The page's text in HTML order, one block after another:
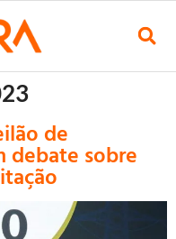
de
debate sobre